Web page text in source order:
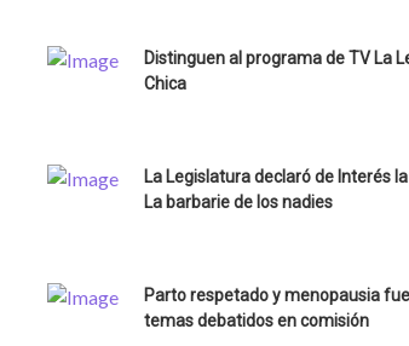
Distinguen al programa de TV La
Chica
La Legislatura declaró de Interés
La barbarie de los nadies
Parto respetado y menopausia
temas debatidos en comisión